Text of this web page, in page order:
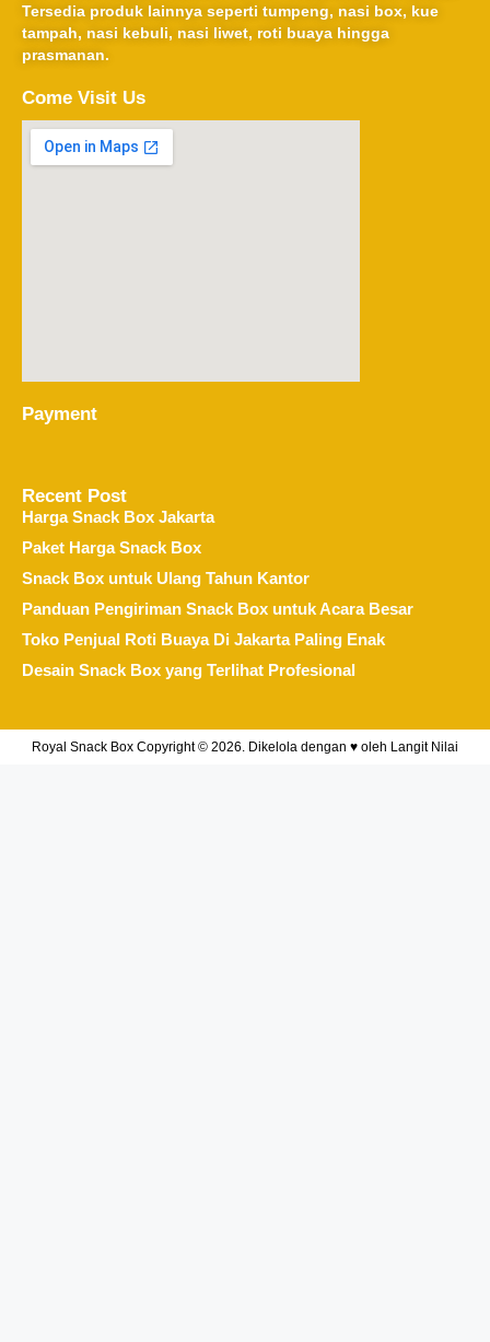
Tersedia produk lainnya seperti tumpeng, nasi box, kue
tampah, nasi kebuli, nasi liwet, roti buaya hingga
prasmanan.
Come Visit Us
Payment
Recent Post
Harga Snack Box Jakarta
Paket Harga Snack Box
Snack Box untuk Ulang Tahun Kantor
Panduan Pengiriman Snack Box untuk Acara Besar
Toko Penjual Roti Buaya Di Jakarta Paling Enak
Desain Snack Box yang Terlihat Profesional
Royal Snack Box Copyright © 2026. Dikelola dengan ♥ oleh Langit Nilai